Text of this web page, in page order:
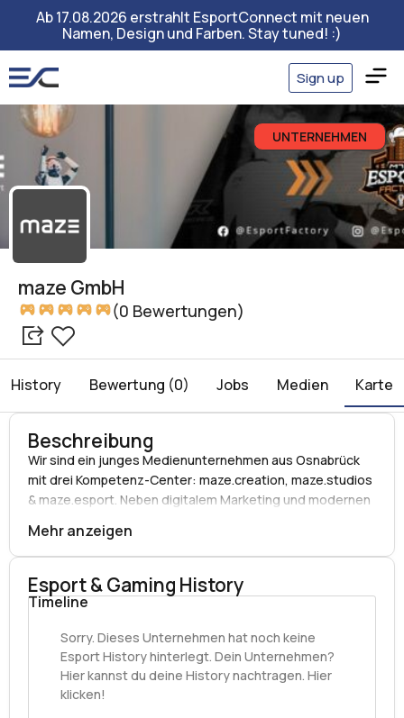
Ab 17.08.2026 erstrahlt EsportConnect mit neuen
Namen, Design und Farben. Stay tuned! :)
Sign up
UNTERNEHMEN
maze GmbH
(0 Bewertungen)
History Bewertung (0) Jobs Medien Karte
Beschreibung
Wir sind ein junges Medienunternehmen aus Osnabrück
mit drei Kompetenz-Center: maze.creation, maze.studios
& maze.esport. Neben digitalem Marketing und modernen
der Esport Factory umfangreiches Branchen Know-how.
Mehr anzeigen
Esport & Gaming History
Timeline
Sorry. Dieses Unternehmen hat noch keine
Esport History hinterlegt. Dein Unternehmen?
Hier kannst du deine History nachtragen. Hier
klicken!